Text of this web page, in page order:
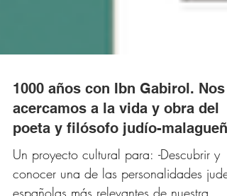
1000 años con Ibn Gabirol. Nos
acercamos a la vida y obra del
poeta y filósofo judío-malagueño
Un proyecto cultural para: -Descubrir y